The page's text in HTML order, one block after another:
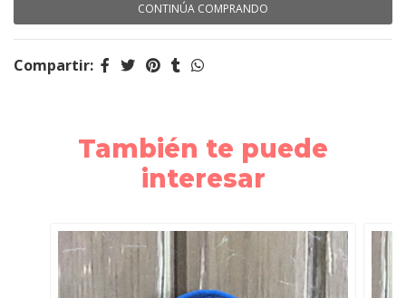
CONTINÚA COMPRANDO
Compartir:
También te puede
interesar